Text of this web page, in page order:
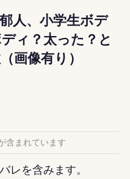
人、小学生ボデ
ィ？太った？と
画像有り）
含まれています
レを含みます。